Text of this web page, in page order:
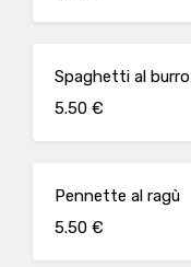
Spaghetti al burro
5.50 €
Pennette al ragù
5.50 €